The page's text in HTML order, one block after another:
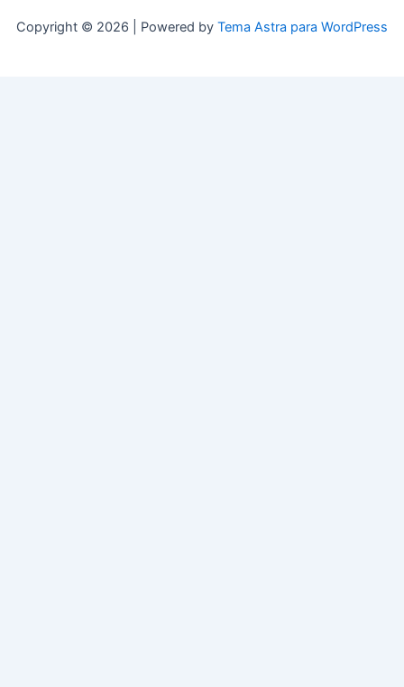
Copyright © 2026 | Powered by Tema Astra para WordPress